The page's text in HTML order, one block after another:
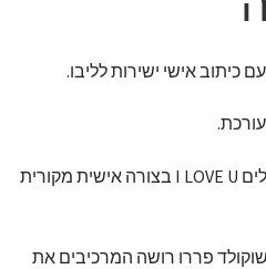
אישי ישירות לליבו.
במיוחד עבורו הכנו קופסת מארז DEEP LOVE המרכיבה את המילים I LOVE U בצורה אישית מקורית
פררו רושה המרכיבים את